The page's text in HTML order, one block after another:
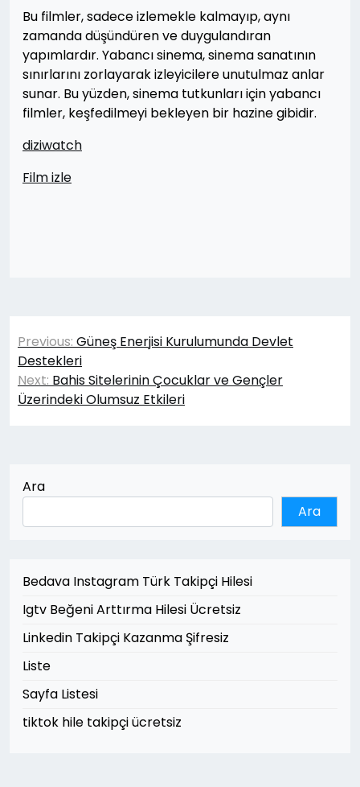
Bu filmler, sadece izlemekle kalmayıp, aynı
zamanda düşündüren ve duygulandıran
yapımlardır. Yabancı sinema, sinema sanatının
sınırlarını zorlayarak izleyicilere unutulmaz anlar
sunar. Bu yüzden, sinema tutkunları için yabancı
filmler, keşfedilmeyi bekleyen bir hazine gibidir.
diziwatch
Film izle
Yazı
gezinmesi
Previous: Güneş Enerjisi Kurulumunda Devlet
Destekleri
Next: Bahis Sitelerinin Çocuklar ve Gençler
Üzerindeki Olumsuz Etkileri
Ara
Ara
Bedava Instagram Türk Takipçi Hilesi
Igtv Beğeni Arttırma Hilesi Ücretsiz
Linkedin Takipçi Kazanma Şifresiz
Liste
Sayfa Listesi
tiktok hile takipçi ücretsiz